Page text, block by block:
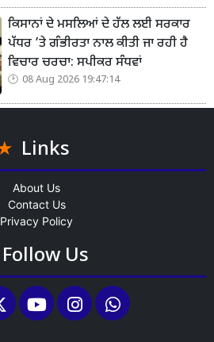
ਕਿਸਾਨਾਂ ਦੇ ਮਸਲਿਆਂ ਦੇ ਹੱਲ ਲਈ ਸਰਕਾਰ
ਪੱਧਰ ’ਤੇ ਗੰਭੀਰਤਾ ਨਾਲ ਕੀਤੀ ਜਾ ਰਹੀ ਹੈ
ਵਿਚਾਰ ਚਰਚਾ: ਸਪੀਕਰ ਸੰਧਵਾਂ
08 Aug 2026 19:47:14
Links
About Us
Contact Us
Privacy Policy
Follow Us